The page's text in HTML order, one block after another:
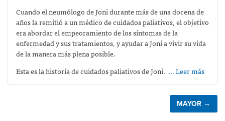
Cuando el neumólogo de Joni durante más de una docena de
años la remitió a un médico de cuidados paliativos, el objetivo
era abordar el empeoramiento de los síntomas de la
enfermedad y sus tratamientos, y ayudar a Joni a vivir su vida
de la manera más plena posible.
Esta es la historia de cuidados paliativos de Joni. … Leer más
MAYOR →